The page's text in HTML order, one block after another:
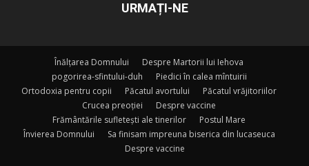
URMAȚI-NE
Înălțarea Domnului
Despre Martorii lui Iehova
pogorirea-sfintului-duh
Piedici în calea mîntuirii
Ortodoxia pentru copii
Păcatul avortului
Păcatul vrăjitoriilor
Crucea preoției
Despre vaccine
Frământările sufletești ale tinerilor
Postul Mare
Învierea Domnului
Sa finisam impreuna biserica din lucaseuca
Despre vaccine